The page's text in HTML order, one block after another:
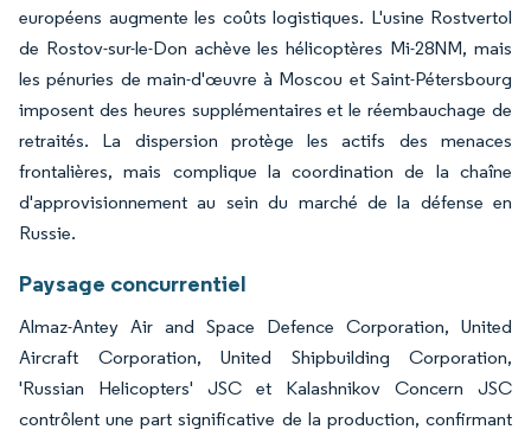
européens augmente les coûts logistiques. L'usine Rostvertol
de Rostov-sur-le-Don achève les hélicoptères Mi-28NM, mais
les pénuries de main-d'œuvre à Moscou et Saint-Pétersbourg
imposent des heures supplémentaires et le réembauchage de
retraités. La dispersion protège les actifs des menaces
frontalières, mais complique la coordination de la chaîne
d'approvisionnement au sein du marché de la défense en
Russie.
Paysage concurrentiel
Almaz-Antey Air and Space Defence Corporation, United
Aircraft Corporation, United Shipbuilding Corporation,
'Russian Helicopters' JSC et Kalashnikov Concern JSC
contrôlent une part significative de la production, confirmant